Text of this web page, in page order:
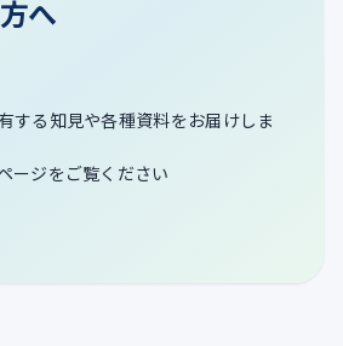
へ
する知見や各種資料をお届けしま
ージをご覧ください